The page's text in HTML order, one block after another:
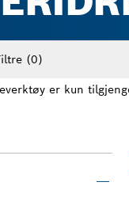
(0)
er kun